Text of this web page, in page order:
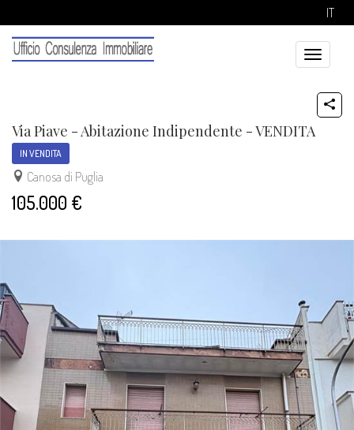
IT
Toggle
Via Piave - Abitazione Indipendente - VENDITA
IN VENDITA
Canosa di Puglia
105.000 €